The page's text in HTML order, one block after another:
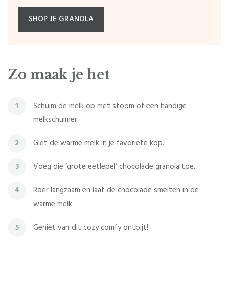
Zo maak je het
1
Schuim de melk op met stoom of een handige
melkschuimer.
2 Giet de warme melk in je favoriete kop.
3 Voeg die ‘grote eetlepel’ chocolade granola toe.
4
Roer langzaam en laat de chocolade smelten in de
warme melk.
5 Geniet van dit cozy comfy ontbijt!
SHOP JE GRANOLA